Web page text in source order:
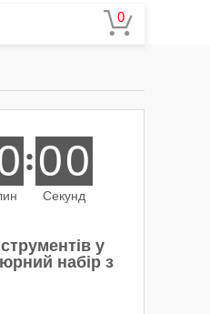
00
Секунд
у
набір з